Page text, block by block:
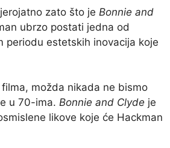
zato što je Bonnie and
ubrzo postati jedna od
periodu estetskih inovacija koje
možda nikada ne bismo
u 70-ima. Bonnie and Clyde je
likove koje će Hackman